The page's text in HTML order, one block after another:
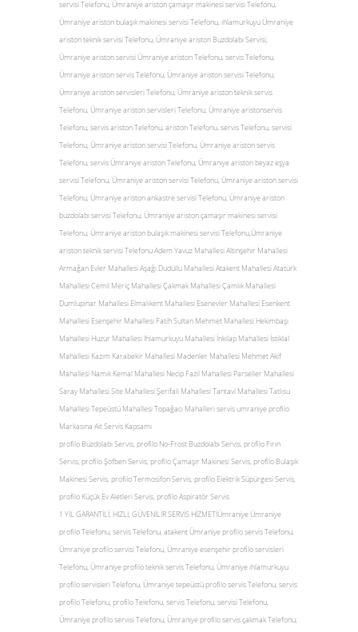
servisi Telefonu, Ümraniye ariston çamaşır makinesi servisi Telefonu,
Ümraniye ariston bulaşık makinesi servisi Telefonu, ıhlamurkuyu Ümraniye
ariston teknik servisi Telefonu, Ümraniye ariston Buzdolabı Servisi,
Ümraniye ariston servisi Ümraniye ariston Telefonu, servis Telefonu,
Ümraniye ariston servis Telefonu, Ümraniye ariston servisi Telefonu,
Ümraniye ariston servisleri Telefonu, Ümraniye ariston teknik servis
Telefonu, Ümraniye ariston servisleri Telefonu, Ümraniye aristonservis
Telefonu, servis ariston Telefonu, ariston Telefonu, servis Telefonu, servisi
Telefonu, Ümraniye ariston servisi Telefonu, Ümraniye ariston servis
Telefonu, servis Ümraniye ariston Telefonu, Ümraniye ariston beyaz eşya
servisi Telefonu, Ümraniye ariston servisi Telefonu, Ümraniye ariston servisi
Telefonu, Ümraniye ariston ankastre servisi Telefonu, Ümraniye ariston
buzdolabı servisi Telefonu, Ümraniye ariston çamaşır makinesi servisi
Telefonu, Ümraniye ariston bulaşık makinesi servisi Telefonu,Ümraniye
ariston teknik servisi Telefonu Adem Yavuz Mahallesi Altınşehir Mahallesi
Armağan Evler Mahallesi Aşağı Dudullu Mahallesi Atakent Mahallesi Atatürk
Mahallesi Cemil Meriç Mahallesi Çakmak Mahallesi Çamlık Mahallesi
Dumlupınar Mahallesi Elmalıkent Mahallesi Esenevler Mahallesi Esenkent
Mahallesi Esenşehir Mahallesi Fatih Sultan Mehmet Mahallesi Hekimbaşı
Mahallesi Huzur Mahallesi Ihlamurkuyu Mahallesi İnkılap Mahallesi İstiklal
Mahallesi Kazım Karabekir Mahallesi Madenler Mahallesi Mehmet Akif
Mahallesi Namık Kemal Mahallesi Necip Fazıl Mahallesi Parseller Mahallesi
Saray Mahallesi Site Mahallesi Şerifali Mahallesi Tantavi Mahallesi Tatlısu
Mahallesi Tepeüstü Mahallesi Topağacı Mahalleri servis umraniye profilo
Markasına Ait Servis Kapsamı
profilo Buzdolabı Servis, profilo No-Frost Buzdolabı Servis, profilo Fırın
Servis, profilo Şofben Servis, profilo Çamaşır Makinesi Servis, profilo Bulaşık
Makinesi Servis, profilo Termosifon Servis, profilo Elektrik Süpürgesi Servis,
profilo Küçük Ev Aletleri Servis, profilo Aspiratör Servis
1 YIL GARANTİLİ, HIZLI, GÜVENİLİR SERVİS HİZMETİÜmraniye Ümraniye
profilo Telefonu, servis Telefonu, atakent Ümraniye profilo servis Telefonu,
Ümraniye profilo servisi Telefonu, Ümraniye esenşehir profilo servisleri
Telefonu, Ümraniye profilo teknik servis Telefonu, Ümraniye ıhlamurkuyu
profilo servisleri Telefonu, Ümraniye tepeüstü profilo servis Telefonu, servis
profilo Telefonu, profilo Telefonu, servis Telefonu, servisi Telefonu,
Ümraniye profilo servisi Telefonu, Ümraniye profilo servis çakmak Telefonu,